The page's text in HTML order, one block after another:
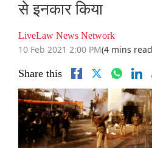
से इनकार किया
LiveLaw News Network
10 Feb 2021 2:00 PM(4 mins
Share this